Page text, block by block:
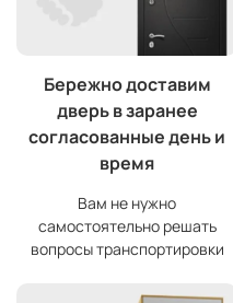
Бережно доставим
дверь в заранее
согласованные день и
время
Вам не нужно
самостоятельно решать
вопросы транспортировки